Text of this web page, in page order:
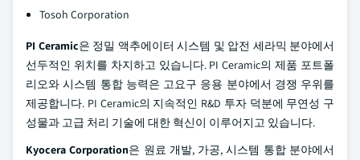
Tosoh Corporation
PI Ceramic은 정밀 액추에이터 시스템 및 압전 세라믹 분야에서
선두적인 위치를 차지하고 있습니다. PI Ceramic의 제품 포트폴
리오와 시스템 통합 능력은 고요구 응용 분야에서 경쟁 우위를
제공합니다. PI Ceramic의 지속적인 R&D 투자 덕분에 무연성 구
성물과 고급 처리 기술에 대한 혁신이 이루어지고 있습니다.
Kyocera Corporation은 원료 개발, 가공, 시스템 통합 분야에서